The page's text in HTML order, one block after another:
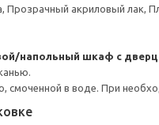
Прозрачный акриловый лак,
напольный шкаф с
смоченной в воде. При